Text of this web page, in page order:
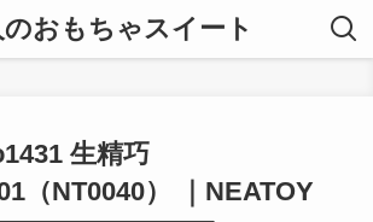
のおもちゃスイート
生精巧
（NT0040） ｜NEATOY